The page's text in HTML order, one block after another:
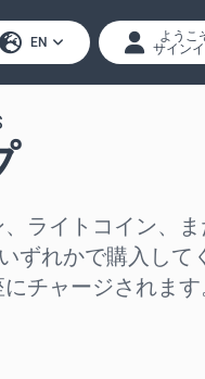
EN
ようこ
サイン
ライトコイン、
ずれかで購入して
チャージされます